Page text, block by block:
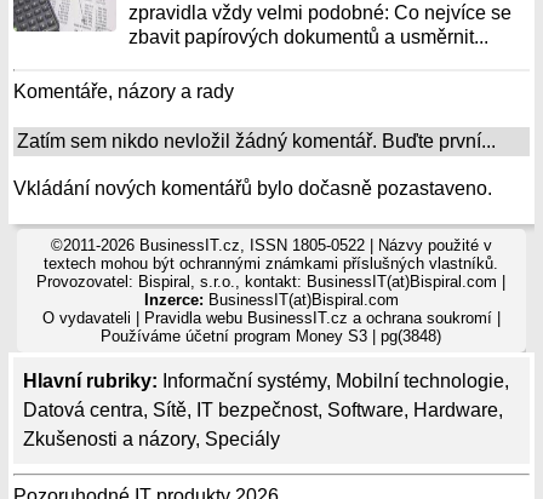
Hlavní rubriky: Informační systémy, Mobilní technologie,
Datová centra, Sítě, IT bezpečnost, Software, Hardware,
Zkušenosti a názory, Speciály
zpravidla vždy velmi podobné: Co nejvíce se
zbavit papírových dokumentů a usměrnit...
Komentáře, názory a rady
Zatím sem nikdo nevložil žádný komentář. Buďte první...
Vkládání nových komentářů bylo dočasně pozastaveno.
©2011-2026 BusinessIT.cz, ISSN 1805-0522 | Názvy použité v
textech mohou být ochrannými známkami příslušných vlastníků.
Provozovatel: Bispiral, s.r.o., kontakt: BusinessIT(at)Bispiral.com |
Inzerce: BusinessIT(at)Bispiral.com
O vydavateli
Pravidla webu BusinessIT.cz a ochrana soukromí|
Používámeúčetní program Money S3 | pg(3848)